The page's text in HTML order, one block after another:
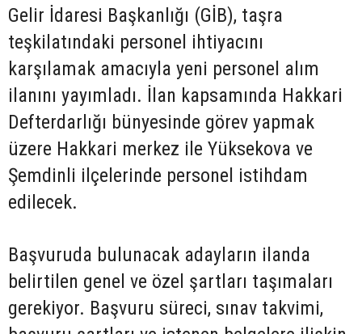
Gelir İdaresi Başkanlığı (GİB), taşra
teşkilatındaki personel ihtiyacını
karşılamak amacıyla yeni personel alım
ilanını yayımladı. İlan kapsamında Hakkari
Defterdarlığı bünyesinde görev yapmak
üzere Hakkari merkez ile Yüksekova ve
Şemdinli ilçelerinde personel istihdam
edilecek.
Başvuruda bulunacak adayların ilanda
belirtilen genel ve özel şartları taşımaları
gerekiyor. Başvuru süreci, sınav takvimi,